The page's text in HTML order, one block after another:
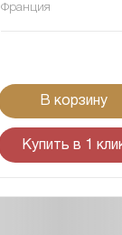
Франция
В корзину
Купить в 1